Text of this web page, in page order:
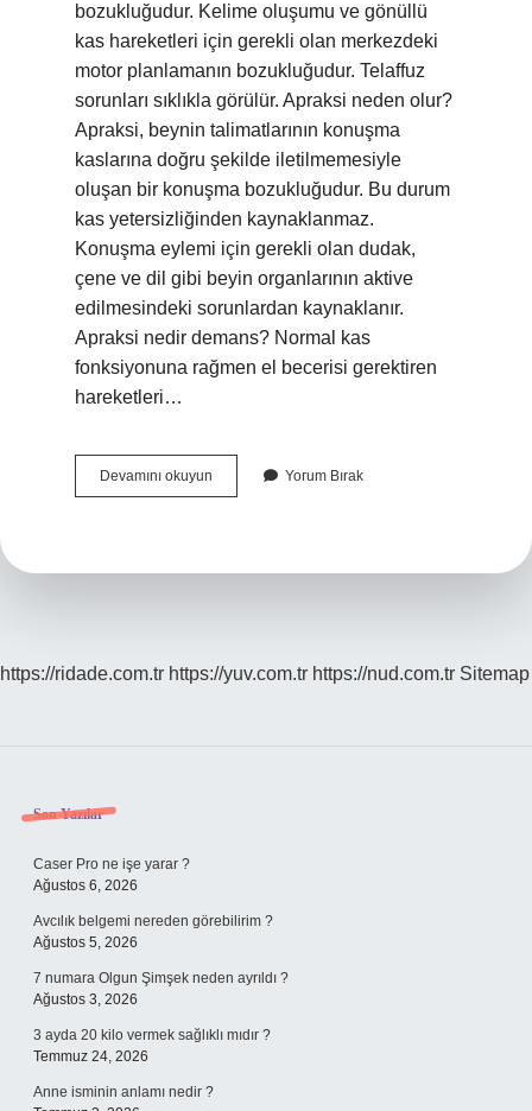
bozukluğudur. Kelime oluşumu ve gönüllü
kas hareketleri için gerekli olan merkezdeki
motor planlamanın bozukluğudur. Telaffuz
sorunları sıklıkla görülür. Apraksi neden olur?
Apraksi, beynin talimatlarının konuşma
kaslarına doğru şekilde iletilmemesiyle
oluşan bir konuşma bozukluğudur. Bu durum
kas yetersizliğinden kaynaklanmaz.
Konuşma eylemi için gerekli olan dudak,
çene ve dil gibi beyin organlarının aktive
edilmesindeki sorunlardan kaynaklanır.
Apraksi nedir demans? Normal kas
fonksiyonuna rağmen el becerisi gerektiren
hareketleri…
Devamını okuyun
Hangi
Yorum Bırak
https://ridade.com.tr https://yuv.com.tr https://nud.com.tr Sitemap
Sidebar
Son Yazılar
Caser Pro ne işe yarar ?
Ağustos 6, 2026
Avcılık belgemi nereden görebilirim ?
Ağustos 5, 2026
7 numara Olgun Şimşek neden ayrıldı ?
Ağustos 3, 2026
3 ayda 20 kilo vermek sağlıklı mıdır ?
Temmuz 24, 2026
Anne isminin anlamı nedir ?